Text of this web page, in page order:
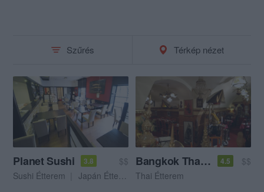
Szűrés Térkép nézet
Planet Sushi 3.8
$$
Sushi Étterem
Japán Étterem Thai Étterem
Bangkok Thai Étterem 4.5
$$
Thai Étterem